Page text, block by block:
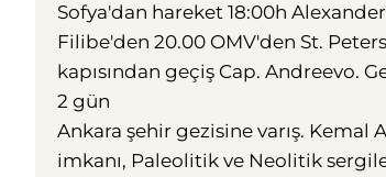
Sofya'dan hareket 18:00h
Filibe'den 20.00 OMV'den St.
kapısından geçiş Cap. Andreevo.
2 gün
Ankara şehir gezisine varış.
imkanı, Paleolitik ve Neolitik